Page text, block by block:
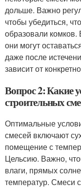
дольше. Важно
чтобы убедиться,
образовали комков.
они могут
даже после
зависит от
Вопрос 2: Какие
строительных
Оптимальные
смесей включают
помещение с
Цельсию. Важно,
влаги, прямых
температур. Смеси